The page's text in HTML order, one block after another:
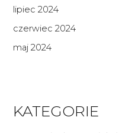
lipiec 2024
czerwiec 2024
maj 2024
KATEGORIE